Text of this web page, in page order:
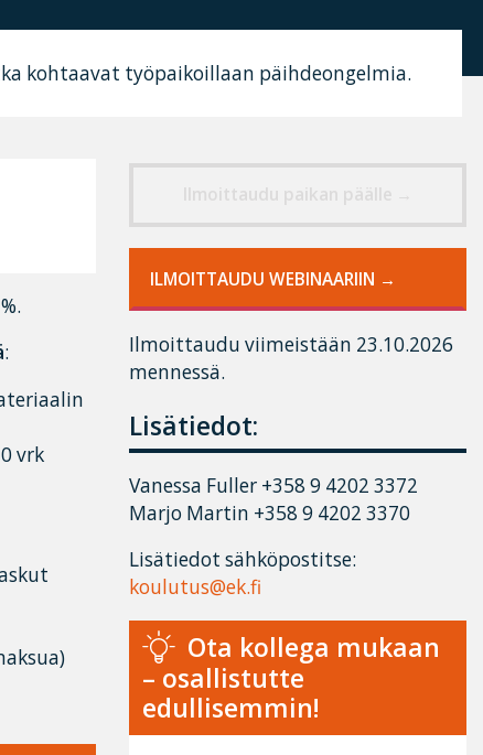
kohtaavat työpaikoillaan päihdeongelmia.
:
vrk
ILMOITTAUDU WEBINAARIIN
Ilmoittaudu viimeistään 23.10.2026
mennessä.
Lisätiedot:
Vanessa Fuller +358 9 4202 3372
Marjo Martin +358 9 4202 3370
Lisätiedot sähköpostitse:
koulutus@ek.fi
Ota kollega mukaan
– osallistutte
edullisemmin!